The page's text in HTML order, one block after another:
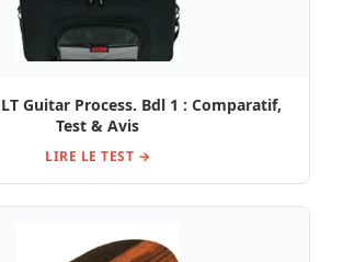
Guitar Process. Bdl 1 : Comparatif,
Test & Avis
LIRE LE TEST →